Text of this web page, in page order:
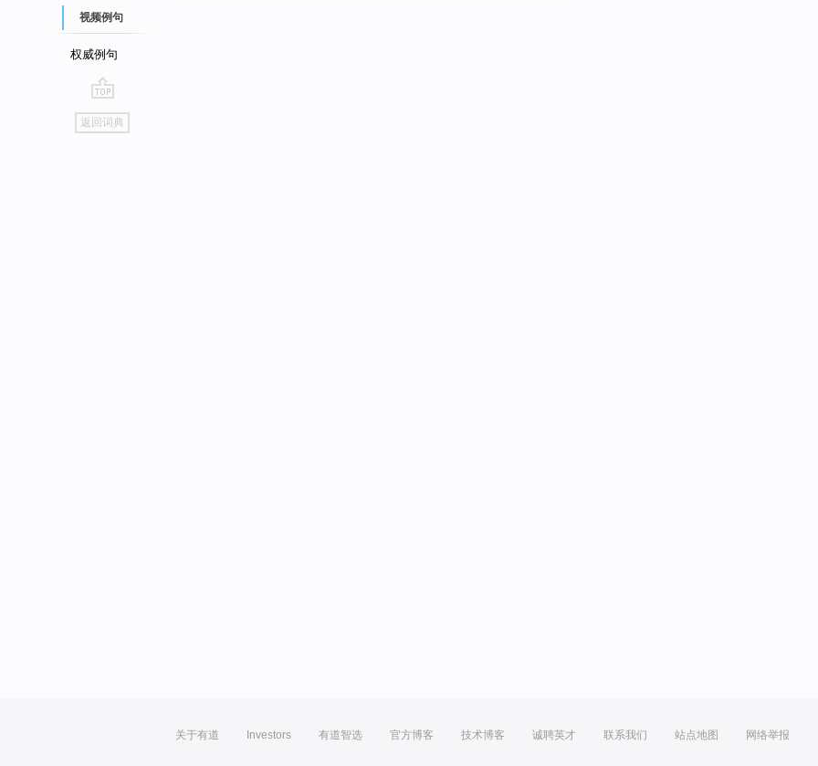
视频例句
权威例句
go
top
返回词典
关于有道 Investors 有道智选 官方博客 技术博客 诚聘英才 联系我们 站点地图 网络举报